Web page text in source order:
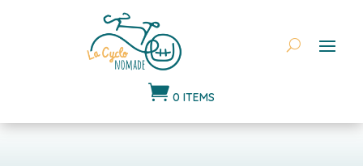
 0 ITEMS